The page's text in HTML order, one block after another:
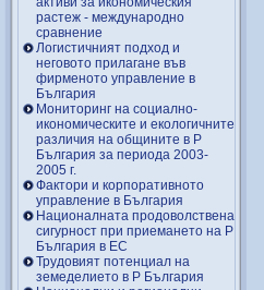
растеж - международно
сравнение
Логистичният подход и
неговото прилагане във
фирменото управление в
България
Мониторинг на социално-
икономическите и екологичните
различия на общините в Р
България за периода 2003-
2005 г.
Фактори и корпоративното
управление в България
Националната продоволствена
сигурност при приемането на Р
България в ЕС
Трудовият потенциал на
земеделието в Р България